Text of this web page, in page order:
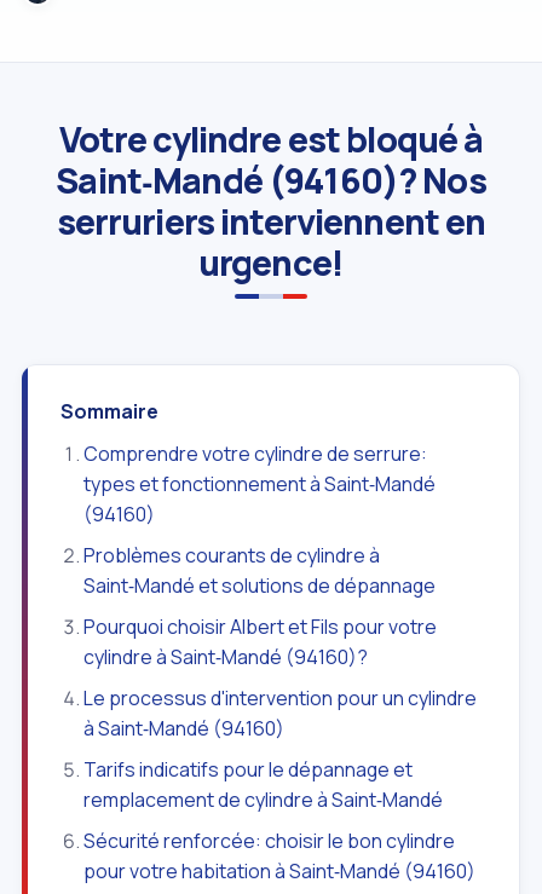
Votre cylindre est bloqué à
Saint‑Mandé (94160)? Nos
serruriers interviennent en
urgence!
Sommaire
Comprendre votre cylindre de serrure:
types et fonctionnement à Saint‑Mandé
(94160)
Problèmes courants de cylindre à
Saint‑Mandé et solutions de dépannage
Pourquoi choisir Albert et Fils pour votre
cylindre à Saint‑Mandé (94160)?
Le processus d'intervention pour un cylindre
à Saint‑Mandé (94160)
Tarifs indicatifs pour le dépannage et
remplacement de cylindre à Saint‑Mandé
Sécurité renforcée: choisir le bon cylindre
pour votre habitation à Saint‑Mandé (94160)